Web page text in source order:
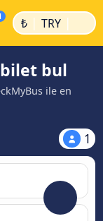
₺ | TRY |
bilet bul
ile en
1